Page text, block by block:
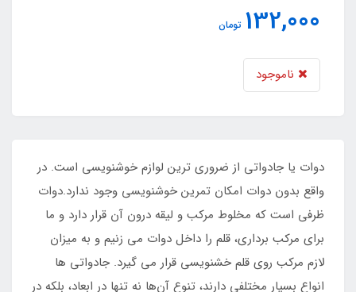
132,000 تومان
ناموجود
دوات یا جادواتی از ضروری ترین لوازم خوشنویسی است. در
واقع بدون دوات امکان تمرین خوشنویسی وجود ندارد.دوات
ظرفی است که مخلوط مرکب و لیقه درون آن قرار دارد و ما
برای مرکب برداری، قلم را داخل دوات می زنیم و به میزان
لازم مرکب روی قلم خشنویسی قرار می گیرد. جادواتی ها
انواع بسیار مختلفی دارند، تنوع آن‌ها نه تنها در ابعاد، بلکه در